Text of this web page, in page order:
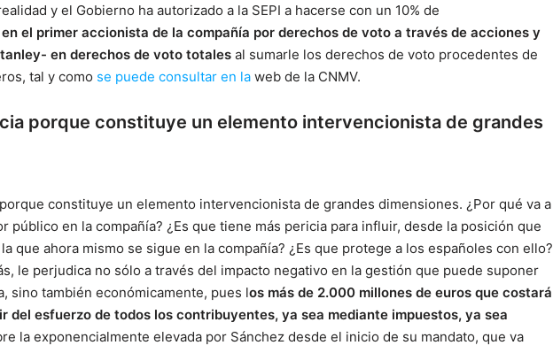
y el Gobierno ha autorizado a la SEPI a hacerse con un 10% de
el primer accionista de la compañía por derechos de voto a través de acciones y
en derechos de voto totales al sumarle los derechos de voto procedentes de
tal y como se puede consultar en la web de la CNMV.
porque constituye un elemento intervencionista de grandes
constituye un elemento intervencionista de grandes dimensiones. ¿Por qué va a
público en la compañía? ¿Es que tiene más pericia para influir, desde la posición que
que ahora mismo se sigue en la compañía? ¿Es que protege a los españoles con ello?
le perjudica no sólo a través del impacto negativo en la gestión que puede suponer
sino también económicamente, pues los más de 2.000 millones de euros que costará
del esfuerzo de todos los contribuyentes, ya sea mediante impuestos, ya sea
la exponencialmente elevada por Sánchez desde el inicio de su mandato, que va